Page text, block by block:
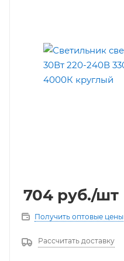
704 руб./шт
Получить оптовые цены
Рассчитать доставку